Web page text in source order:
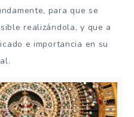
para que se
realizándola, y que a
e importancia en su